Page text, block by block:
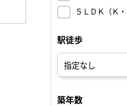
５ＬＤＫ（Ｋ・
駅徒歩
築年数